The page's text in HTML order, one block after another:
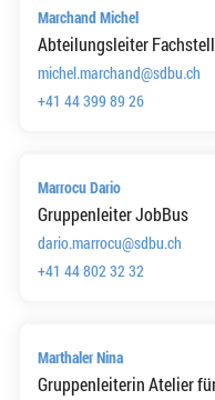
Marchand Michel
Abteilungsleiter
michel.marchand@sdbu.ch
+41 44 399 89 26
Marrocu Dario
Gruppenleiter JobBus
dario.marrocu@sdbu.ch
+41 44 802 32 32
Marthaler Nina
Gruppenleiterin Atelier